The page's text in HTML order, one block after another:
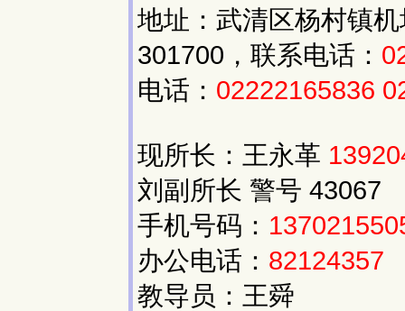
地址：武清区杨村镇
301700，联系电话：
电话： 02222165836
现所长：王永革
刘副所长 警号 43067
手机号码：
办公电话： 82124357
教导员：王舜